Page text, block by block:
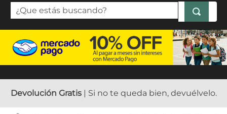
¿Que estás buscando?
Devolución Gratis| Si no te queda bien, devuélvelo.
TÉRMINOS MÁS BUSCADOS
1.
sandalias mujer
tenis hombre